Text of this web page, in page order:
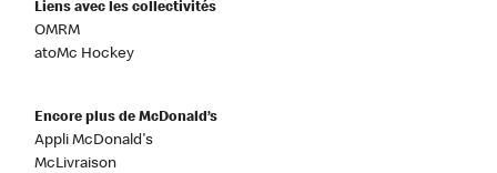
Liens avec les collectivités
OMRM
atoMc Hockey
Encore plus de McDonald’s
Appli McDonald's
McLivraison